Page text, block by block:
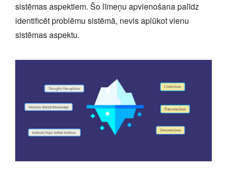
sistēmas aspektiem. Šo līmeņu apvienošana palīdz
identificēt problēmu sistēmā, nevis aplūkot vienu
sistēmas aspektu.